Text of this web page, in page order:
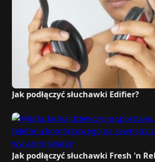
Jak podłączyć słuchawki Edifier?
Jak podłączyć słuchawki Fresh 'n